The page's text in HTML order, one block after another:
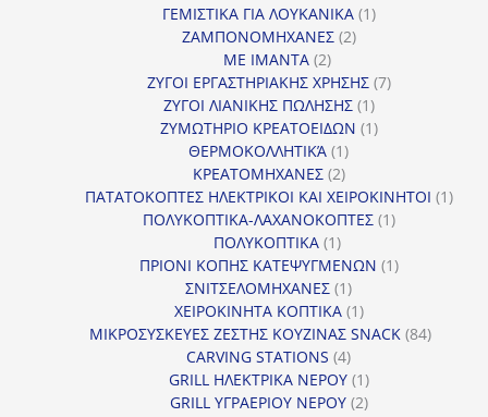
προϊόντα
ΓΕΜΙΣΤΙΚΑ ΓΙΑ ΛΟΥΚΑΝΙΚΑ 11
ΖΑΜΠΟΝΟΜΗΧΑΝΕΣ 22
ΜΕ ΙΜΑΝΤΑ 22
προϊόντα
ΖΥΓΟΙ ΕΡΓΑΣΤΗΡΙΑΚΗΣ ΧΡΗΣΗΣ 77
ΖΥΓΟΙ ΛΙΑΝΙΚΗΣ ΠΩΛΗΣΗΣ 11
προϊόν
ΖΥΜΩΤΗΡΙΟ ΚΡΕΑΤΟΕΙΔΩΝ 11
ΘΕΡΜΟΚΟΛΛΗΤΙΚΆ 11
προϊόν
ΚΡΕΑΤΟΜΗΧΑΝΕΣ 22
προϊόντα
ΠΑΤΑΤΟΚΟΠΤΕΣ ΗΛΕΚΤΡΙΚΟΙ ΚΑΙ ΧΕΙΡΟΚΙΝΗΤΟΙ 11
ΠΟΛΥΚΟΠΤΙΚΑ-ΛΑΧΑΝΟΚΟΠΤΕΣ 11
ΠΟΛΥΚΟΠΤΙΚΑ 11
προϊόν
ΠΡΙΟΝΙ ΚΟΠΗΣ ΚΑΤΕΨΥΓΜΕΝΩΝ 11
ΣΝΙΤΣΕΛΟΜΗΧΑΝΕΣ 11
προϊόν
ΧΕΙΡΟΚΙΝΗΤΑ ΚΟΠΤΙΚΑ 11
προϊόν
ΜΙΚΡΟΣΥΣΚΕΥΕΣ ΖΕΣΤΗΣ ΚΟΥΖΙΝΑΣ SNACK 8484
CARVING STATIONS 44
προϊόντα
GRILL ΗΛΕΚΤΡΙΚΑ ΝΕΡΟΥ 11
προϊόν
GRILL ΥΓΡΑΕΡΙΟΥ ΝΕΡΟΥ 22